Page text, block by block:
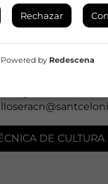
DE
DE CULTURA
Rechazar
Powered by Redescena